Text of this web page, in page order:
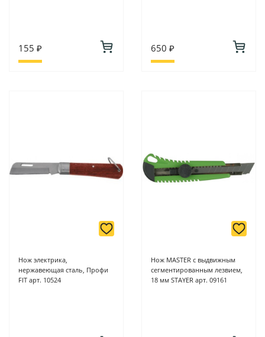
155 ₽ 650 ₽
Нож электрика,
нержавеющая сталь, Профи
FIT арт. 10524
Нож MASTER с выдвижным
сегментированным лезвием,
18 мм STAYER арт. 09161